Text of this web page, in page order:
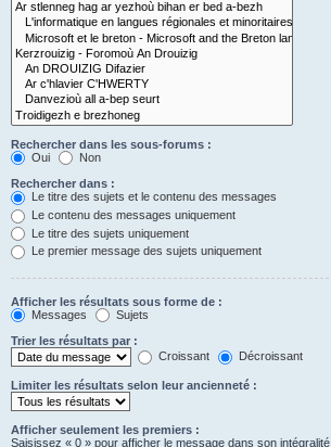
Rechercher dans les sous-forums :
Oui
Non
Rechercher dans :
Le titre des sujets et le contenu des messages
Le contenu des messages uniquement
Le titre des sujets uniquement
Le premier message des sujets uniquement
Afficher les résultats sous forme de :
Messages
Sujets
Trier les résultats par :
Croissant
Décroissant
Limiter les résultats selon leur ancienneté :
Afficher seulement les premiers :
Saisissez « 0 » pour afficher le message dans son intégralité.